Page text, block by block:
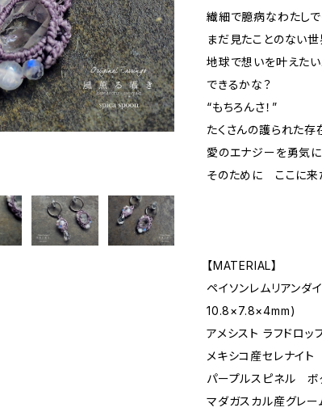
繊細で臆病なわたしで
まだ見たことのない
地球で想いを叶えた
できるかな？
“もちろんさ！”
たくさんの護られた存
愛のエナジーを勇気
そのために ここに来
【MATERIAL】
ペイソンレムリアン
10.8×7.8×4mm)
アメシスト ラフドロッ
メキシコ産セレナイ
パープルスピネル ボ
マダガスカル産グレ